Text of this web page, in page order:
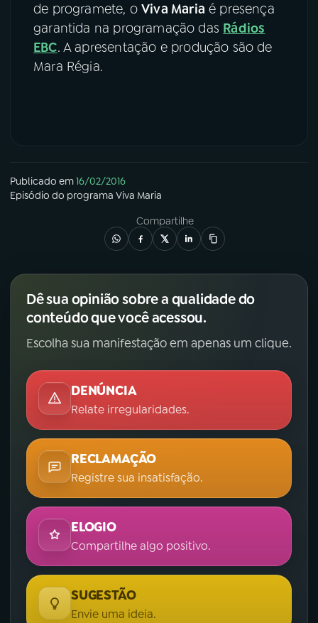
de programete, oViva Maria é presença
garantida na programação das Rádios
EBC. A apresentação e produção são de
Mara Régia.
Publicado em16/02/2016
Episódio do programa Viva Maria
Compartilhe
Dê sua opinião sobre a qualidade do
conteúdo que você acessou.
Escolha sua manifestação em apenas um clique.
DENÚNCIA
Relate irregularidades.
RECLAMAÇÃO
Registre sua insatisfação.
ELOGIO
Compartilhe algo positivo.
SUGESTÃO
Envie uma ideia.